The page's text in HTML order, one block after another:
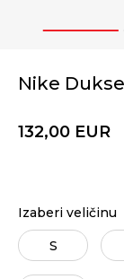
1
Nike
132,00 EUR
Izaberi veličinu
S